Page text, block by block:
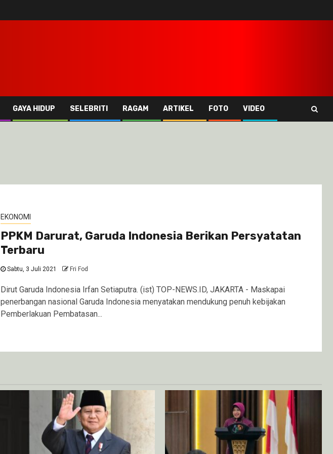
GAYA HIDUP SELEBRITI RAGAM ARTIKEL FOTO VIDEO
EKONOMI
PPKM Darurat, Garuda Indonesia Berikan Persyatatan
Terbaru
Sabtu, 3 Juli 2021 Fri Fod
Dirut Garuda Indonesia Irfan Setiaputra. (ist) TOP-NEWS.ID, JAKARTA - Maskapai
penerbangan nasional Garuda Indonesia menyatakan mendukung penuh kebijakan
Pemberlakuan Pembatasan...